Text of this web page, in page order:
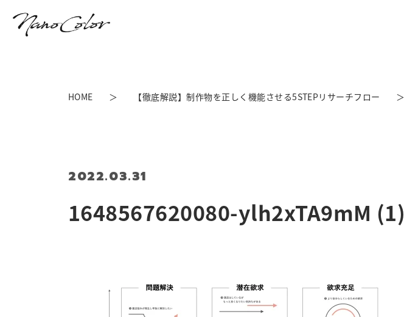
1648567620080-ylh2xTA9mM (1)
2022.03.31
HOME 【徹底解説】制作物を正しく機能させる5STEPリサーチフロー